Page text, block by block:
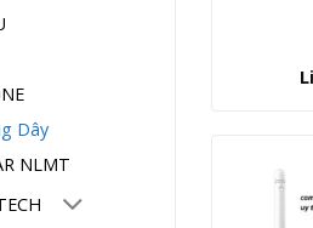
Dây
NLMT